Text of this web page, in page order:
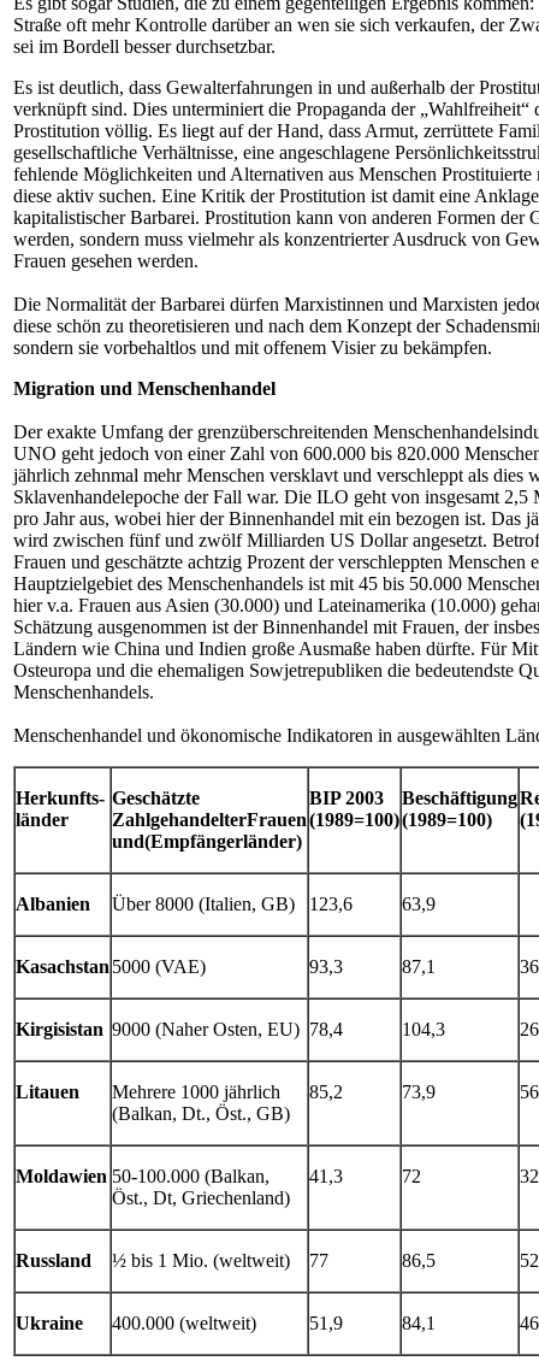
Straße oft mehr Kontrolle darüber an wen sie sich verkaufen, der
sei im Bordell besser durchsetzbar.
Es ist deutlich, dass Gewalterfahrungen in und außerhalb der
verknüpft sind. Dies unterminiert die Propaganda der „Wahlfreiheit“
Prostitution völlig. Es liegt auf der Hand, dass Armut, zerrüttete
gesellschaftliche Verhältnisse, eine angeschlagene
fehlende Möglichkeiten und Alternativen aus Menschen Prostituierte
diese aktiv suchen. Eine Kritik der Prostitution ist damit eine
kapitalistischer Barbarei. Prostitution kann von anderen Formen der
werden, sondern muss vielmehr als konzentrierter Ausdruck von
Frauen gesehen werden.
Die Normalität der Barbarei dürfen Marxistinnen und Marxisten
diese schön zu theoretisieren und nach dem Konzept der
sondern sie vorbehaltlos und mit offenem Visier zu bekämpfen.
Migration und Menschenhandel
Der exakte Umfang der grenzüberschreitenden
UNO geht jedoch von einer Zahl von 600.000 bis 820.000
jährlich zehnmal mehr Menschen versklavt und verschleppt als dies
Sklavenhandelepoche der Fall war. Die ILO geht von insgesamt 2,5
pro Jahr aus, wobei hier der Binnenhandel mit ein bezogen ist. Das
wird zwischen fünf und zwölf Milliarden US Dollar angesetzt.
Frauen und geschätzte achtzig Prozent der verschleppten Menschen
Hauptzielgebiet des Menschenhandels ist mit 45 bis 50.000
hier v.a. Frauen aus Asien (30.000) und Lateinamerika (10.000)
Schätzung ausgenommen ist der Binnenhandel mit Frauen, der
Ländern wie China und Indien große Ausmaße haben dürfte. Für
Osteuropa und die ehemaligen Sowjetrepubliken die bedeutendste
Menschenhandels.
Menschenhandel und ökonomische Indikatoren in ausgewählten
Herkunfts-
länder
Geschätzte
ZahlgehandelterFrauen
und(Empfängerländer)
BIP 2003
(1989=100)
Beschäftigung
(1989=100)
Albanien Über 8000 (Italien, GB) 123,6 63,9
Kasachstan 5000 (VAE) 93,3 87,1 36
Kirgisistan 9000 (Naher Osten, EU) 78,4 104,3 26
Litauen
Mehrere 1000 jährlich
(Balkan, Dt., Öst., GB)
85,2 73,9 56
Moldawien 50-100.000 (Balkan,
Öst., Dt, Griechenland)
41,3 72 32
Russland ½ bis 1 Mio. (weltweit) 77 86,5 52
Ukraine 400.000 (weltweit) 51,9 84,1 46